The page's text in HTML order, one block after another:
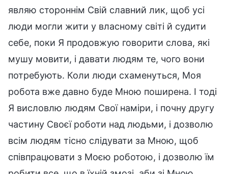
являю стороннім Свій славний лик, щоб усі
люди могли жити у власному світі й судити
себе, поки Я продовжую говорити слова, які
мушу мовити, і давати людям те, чого вони
потребують. Коли люди схаменуться, Моя
робота вже давно буде Мною поширена. І тоді
Я висловлю людям Свої наміри, і почну другу
частину Своєї роботи над людьми, і дозволю
всім людям тісно слідувати за Мною, щоб
співпрацювати з Моєю роботою, і дозволю їм